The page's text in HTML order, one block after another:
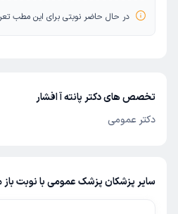
در حال حاضر نوبتی برای این مطب
تخصص های دکتر پانته آ افشار
دکتر عمومی
سایر پزشکان پزشک عمومی با نوبت